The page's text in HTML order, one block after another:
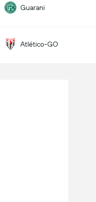
Guarani
Atlético-GO